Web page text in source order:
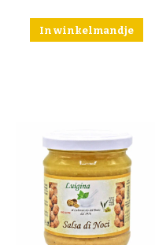
In winkelmandje